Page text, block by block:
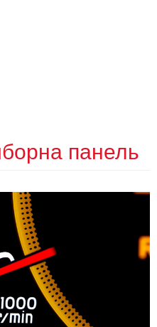
панель